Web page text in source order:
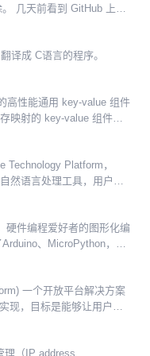
几天前看到 GitHub 上用
数据 训练...
译成 C语言的程序。
性能通用 key-value 组件
映射的 key-value 组件，
Technology Platform，
然语言处理工具，用户可
角度来看，...
硬件编程爱好者的图形化编
、MicroPython，
还...
一个开放平台解决方案
现，目标是能够让用户快
理（IP address